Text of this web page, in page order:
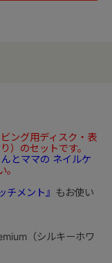
ング用ディスク・表
）のセットです。
とママの ネイルケ
チメント』 もお使い
（シルキーホワ